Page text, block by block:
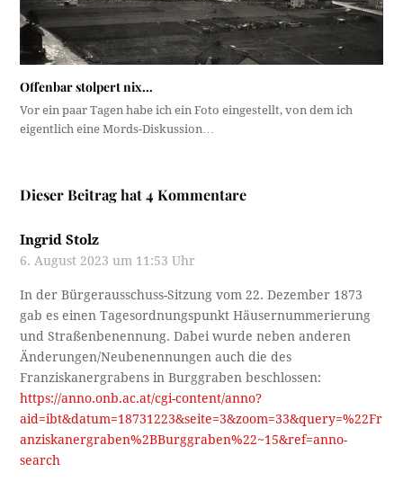
Offenbar stolpert nix…
Vor ein paar Tagen habe ich ein Foto eingestellt, von dem ich
eigentlich eine Mords-Diskussion…
Dieser Beitrag hat 4 Kommentare
Ingrid Stolz
6. August 2023 um 11:53 Uhr
In der Bürgerausschuss-Sitzung vom 22. Dezember 1873
gab es einen Tagesordnungspunkt Häusernummerierung
und Straßenbenennung. Dabei wurde neben anderen
Änderungen/Neubenennungen auch die des
Franziskanergrabens in Burggraben beschlossen:
https://anno.onb.ac.at/cgi-content/anno?
aid=ibt&datum=18731223&seite=3&zoom=33&query=%22Fr
anziskanergraben%2BBurggraben%22~15&ref=anno-
search